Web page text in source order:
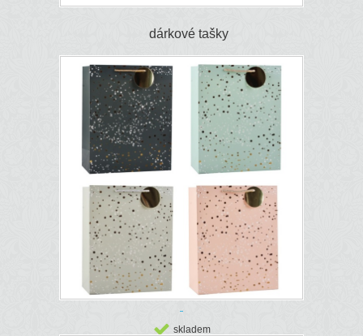
dárkové tašky
skladem